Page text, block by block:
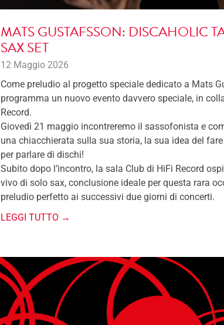
MATS GUSTAFSSON: DISCAHOLIC
SAX SET
12 Maggio 2026
Come preludio al progetto speciale dedicato a Mats
programma un nuovo evento davvero speciale, in
Record.
Giovedì 21 maggio incontreremo il sassofonista e
una chiacchierata sulla sua storia, la sua idea del
per parlare di dischi!
Subito dopo l’incontro, la sala Club di HiFi Record
vivo di solo sax, conclusione ideale per questa rara
preludio perfetto ai successivi due giorni di concerti.
LEGGI TUTTO →